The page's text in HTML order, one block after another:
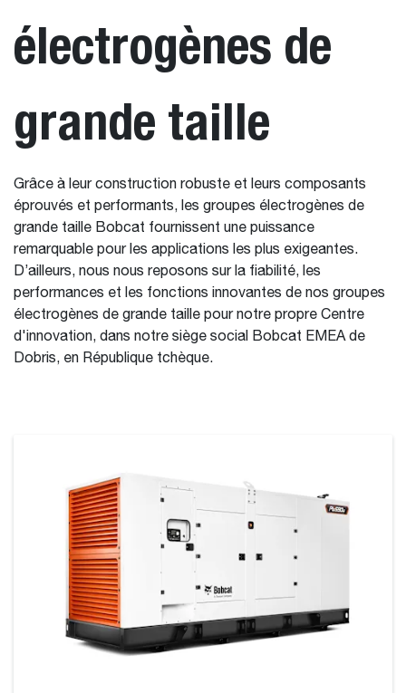
électrogènes de
grande taille
Grâce à leur construction robuste et leurs composants
éprouvés et performants, les groupes électrogènes de
grande taille Bobcat fournissent une puissance
remarquable pour les applications les plus exigeantes.
D’ailleurs, nous nous reposons sur la fiabilité, les
performances et les fonctions innovantes de nos groupes
électrogènes de grande taille pour notre propre Centre
d'innovation, dans notre siège social Bobcat EMEA de
Dobris, en République tchèque.